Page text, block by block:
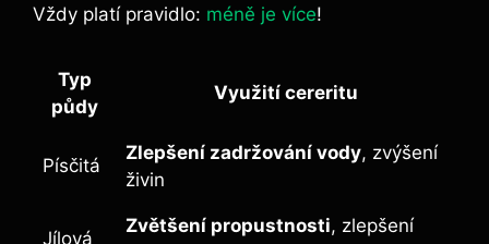
Vždy platí pravidlo: méně je⁣ více!
Typ
půdy
Využití cereritu
Písčitá
Zlepšení‌ zadržování vody,​ zvýšení
živin
Jílová
Zvětšení propustnosti, ​zlepšení